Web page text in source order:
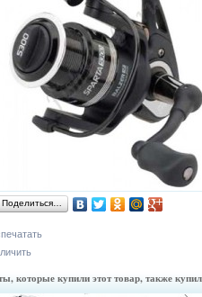
Поделиться…
которые купили этот товар, также